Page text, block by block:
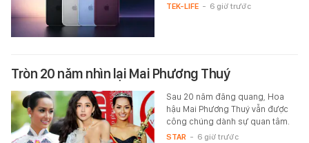
TEK-LIFE - 6 giờ trước
Tròn 20 năm nhìn lại Mai Phương Thuý
Sau 20 năm đăng quang, Hoa
hậu Mai Phương Thuý vẫn được
công chúng dành sự quan tâm.
STAR - 6 giờ trước